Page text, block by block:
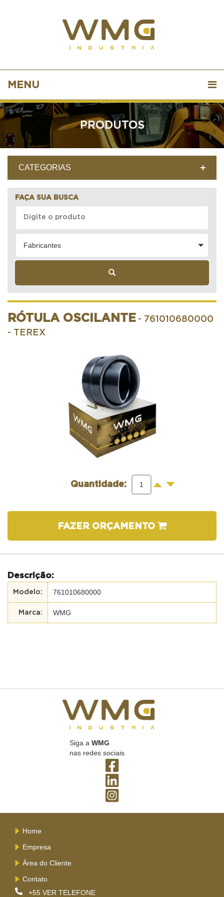
MENU
PRODUTOS
CATEGORIAS
FAÇA SUA BUSCA
Fabricantes
RÓTULA OSCILANTE - 761010680000
- TEREX
Quantidade: + -
FAZER ORÇAMENTO
Descrição:
761010680000
WMG
Siga a WMG
nas redes sociais
Home
Empresa
Área do Cliente
Contato
+55 VER TELEFONE